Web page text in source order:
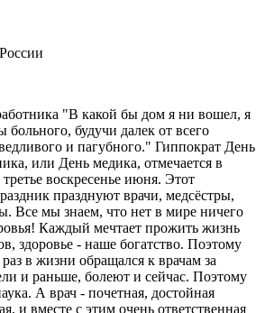
"В какой бы дом я ни вошел, я
больного, будучи далек от всего
и пагубного." Гиппократ День
или День медика, отмечается в
воскресенье июня. Этот
празднуют врачи, медсёстры,
Все мы знаем, что нет в мире ничего
Каждый мечтает прожить жизнь
здоровье - наше богатство. Поэтому
в жизни обращался к врачам за
и раньше, болеют и сейчас. Поэтому
А врач - почетная, достойная
и вместе с этим очень ответственная